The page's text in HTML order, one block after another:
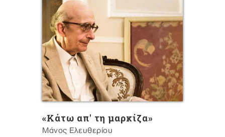
«Kάτω απ' τη μαρκίζα»
Μάνος Ελευθερίου